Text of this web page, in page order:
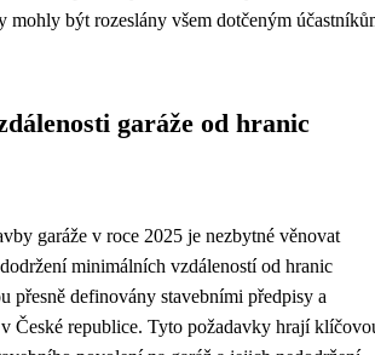
mohly být rozeslány všem dotčeným
garáže od hranic
garáže v roce 2025 je nezbytné věnovat
minimálních vzdáleností od hranic
přesně definovány stavebními předpisy a
České republice. Tyto požadavky hrají